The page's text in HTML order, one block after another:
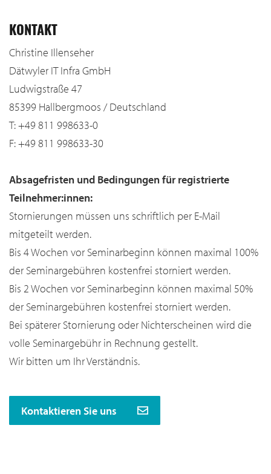
KONTAKT
Christine Illenseher
Dätwyler IT Infra GmbH
Ludwigstraße 47
85399 Hallbergmoos / Deutschland
T: +49 811 998633-0
F: +49 811 998633-30
Absagefristen und Bedingungen für registrierte
Teilnehmer:innen:
Stornierungen müssen uns schriftlich per E-Mail
mitgeteilt werden.
Bis 4 Wochen vor Seminarbeginn können maximal 100%
der Seminargebühren kostenfrei storniert werden.
Bis 2 Wochen vor Seminarbeginn können maximal 50%
der Seminargebühren kostenfrei storniert werden.
Bei späterer Stornierung oder Nichterscheinen wird die
volle Seminargebühr in Rechnung gestellt.
Wir bitten um Ihr Verständnis.
Kontaktieren Sie uns